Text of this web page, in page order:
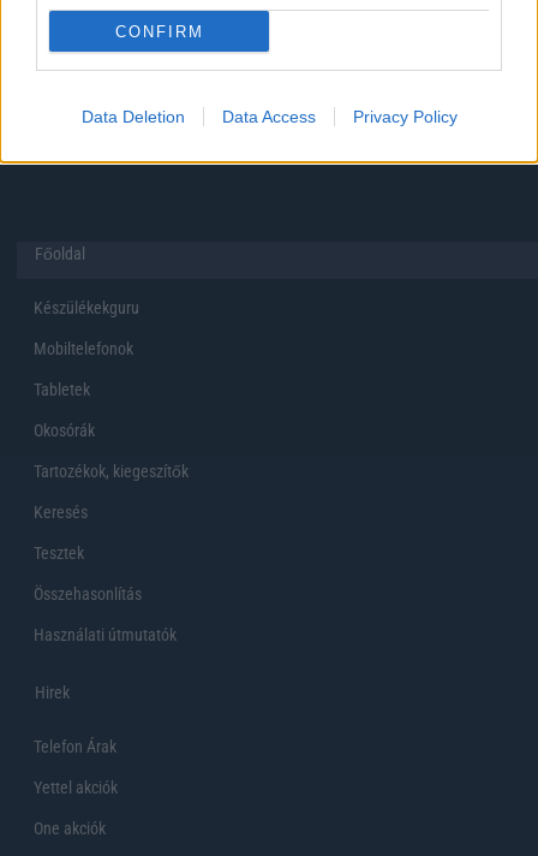
CONFIRM
Data Deletion Data Access Privacy Policy
Korábbi szavazások eredményei
Főoldal
Készülékekguru
Mobiltelefonok
Tabletek
Okosórák
Tartozékok, kiegeszítők
Keresés
Tesztek
Összehasonlítás
Használati útmutatók
Hirek
Telefon Árak
Yettel akciók
One akciók